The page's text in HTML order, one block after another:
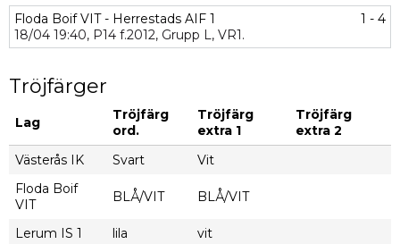
Floda Boif VIT - Herrestads AIF 1
1 - 4
18/04 19:40, P14 f.2012, Grupp L, VR1.
Tröjfärger
Lag
Tröjfärg
ord.
Tröjfärg
extra 1
Tröjfärg
extra 2
Västerås IK
Svart
Vit
Floda Boif
VIT
BLÅ/VIT BLÅ/VIT
Lerum IS 1 lila vit